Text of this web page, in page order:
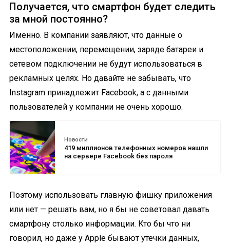
Получается, что смартфон будет следить
за мной постоянно?
Именно. В компании заявляют, что данные о
местоположении, перемещении, заряде батареи и
сетевом подключении не будут использоваться в
рекламных целях. Но давайте не забывать, что
Instagram принадлежит Facebook, а с данными
пользователей у компании не очень хорошо.
Новости
419 миллионов телефонных номеров нашли
на сервере Facebook без пароля
Поэтому использовать главную фишку приложения
или нет — решать вам, но я бы не советовал давать
смартфону столько информации. Кто бы что ни
говорил, но даже у Apple бывают утечки данных,